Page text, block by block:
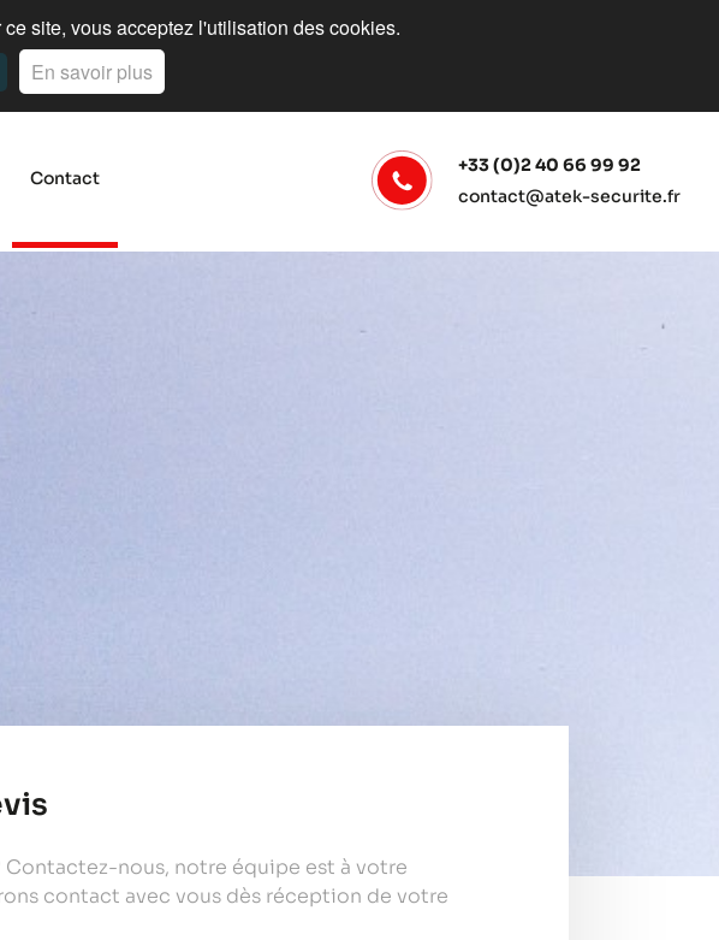
site, vous acceptez l'utilisation des cookies.
En savoir plus
Contact
+33 (0)2 40 66 99 92
contact@atek-securite.fr
Contactez-nous, notre équipe est à votre
contact avec vous dès réception de votre